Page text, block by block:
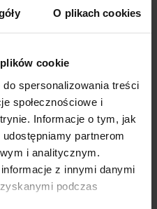
O plikach cookies
cookie
spersonalizowania treści
społecznościowe i
Informacje o tym, jak
partnerom
i analitycznym.
z innymi danymi
podczas
zestawy Partybox
w prosty sposób.
do liczby osób,
a po otrzymaniu
przekąski na stole.
dodatkowego sprzętu ani
organizacja wydarzenia nie
a jednocześnie pozwala